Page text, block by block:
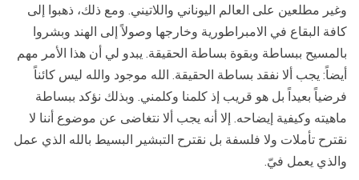
وغير مطلعين على العالم اليوناني واللاتيني. ومع ذلك، ذهبوا إلى
كافة البقاع في الامبراطورية وخارجها وصولاً إلى الهند وبشروا
بالمسيح ببساطة وبقوة بساطة الحقيقة. يبدو لي أن هذا الأمر مهم
أيضاً: يجب ألا نفقد بساطة الحقيقة. الله موجود والله ليس كائناً
فرضياً بعيداً بل هو قريب إذ كلمنا وكلمني. وبذلك نؤكد ببساطة
ماهيته وكيفية إيضاحه. إلا أنه يجب ألا نتغاضى عن موضوع أننا لا
نقترح تأملات ولا فلسفة بل نقترح التبشير البسيط بالله الذي عمل
والذي يعمل فيّ.